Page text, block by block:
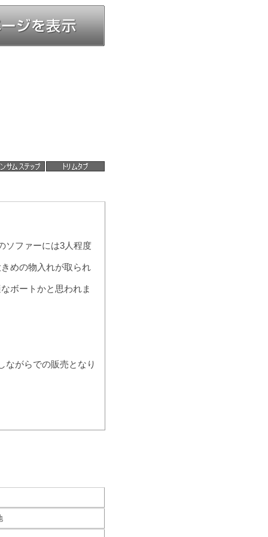
ソファーには3人程度
めの物入れが取られ
ボートかと思われま
ながらでの販売となり